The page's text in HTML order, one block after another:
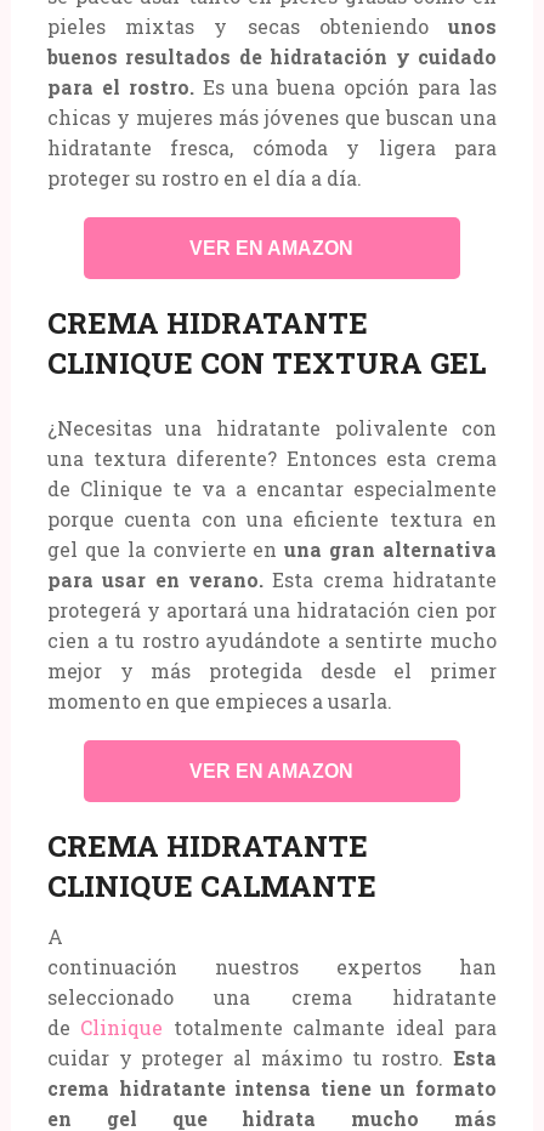
pieles mixtas y secas obteniendounos
buenos resultados de hidratación y cuidado
para el rostro. Es una buena opción para las
chicas y mujeres más jóvenes que buscan una
hidratante fresca, cómoda y ligera para
proteger su rostro en el día a día.
VER EN AMAZON
CREMA HIDRATANTE
CLINIQUE CON TEXTURA GEL
¿Necesitas una hidratante polivalente con
una textura diferente? Entonces esta crema
de Clinique te va a encantar especialmente
porque cuenta con una eficiente textura en
gel que la convierte enuna gran alternativa
para usar en verano.Esta crema hidratante
protegerá y aportará una hidratación cien por
cien a tu rostro ayudándote a sentirte mucho
mejor y más protegida desde el primer
momento en que empieces a usarla.
VER EN AMAZON
CREMA HIDRATANTE
CLINIQUE CALMANTE
A
continuación nuestros expertos han
seleccionado una crema hidratante
de Clinique totalmente calmante ideal para
cuidar y proteger al máximo tu rostro.Esta
crema hidratante intensa tiene un formato
en gel que hidrata mucho más